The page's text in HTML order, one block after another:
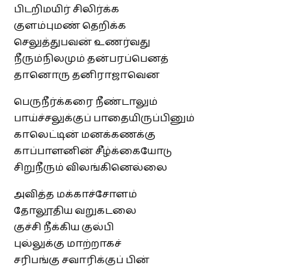
பிடறிமயிர் சிலிர்க்க
குளம்புமண் தெறிக்க
செலுத்துபவன் உணர்வது
நீரும்நிலமும் தன்பரப்பெனத்
தானொரு தனிராஜாவென
பெருநீர்க்கரை நீண்டாலும்
பாய்ச்சலுக்குப் பாதையிருப்பினும்
காலெட்டின் மனக்கணக்கு
காப்பாளனின் சீழ்க்கையோடு
சிறுநீரும் விலங்கினெல்லை
அவித்த மக்காச்சோளம்
தோலூதிய வறுகடலை
குச்சி நீக்கிய குல்பி
புல்லுக்கு மாற்றாகச்
சரிபங்கு சவாரிக்குப் பின்